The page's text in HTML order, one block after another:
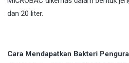
dan 20 liter.
Cara Mendapatkan Bakteri